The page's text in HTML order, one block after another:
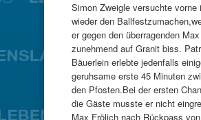
Simon Zweigle versuchte vorne
wieder den
er gegen den überragenden
zunehmend auf Granit biss.
Bäuerlein erlebte jedenfalls
geruhsame erste 45 Minuten
den Pfosten.Bei der ersten
die Gäste musste er nicht
Max Frölich nach Rückpass